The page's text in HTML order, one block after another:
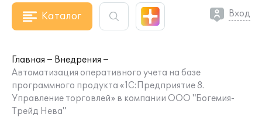
Каталог Вход
Главная
Внедрения
Автоматизация оперативного учета на базе
программного продукта «1С:Предприятие 8.
Управление торговлей» в компании ООО "Богемия-
Трейд Нева"